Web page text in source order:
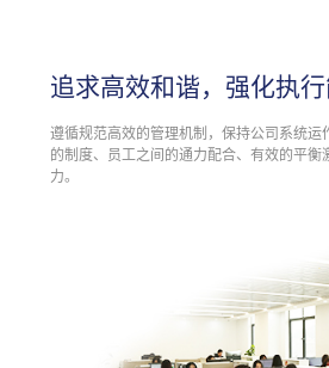
追求高效和谐，强化执行
遵循规范高效的管理机制，保持公司系统运
的制度、员工之间的通力配合、有效的平衡
力。